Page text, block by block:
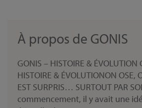
À propos de GONIS
GONIS – HISTOIRE & ÉVOLUTION
HISTOIRE & ÉVOLUTIONON OSE,
EST SURPRIS… SURTOUT PAR
commencement, il y avait une